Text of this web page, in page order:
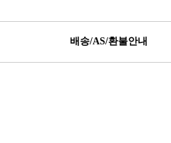
배송/AS/환불안내